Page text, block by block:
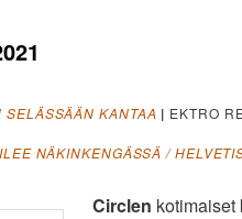
KANTAA | EKTRO
NÄKINKENGÄSSÄ /
Circlen kotimaiset